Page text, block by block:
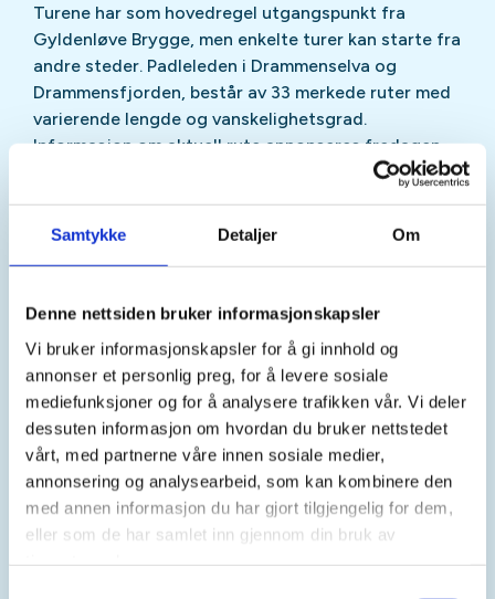
Samtykke Detaljer Om
Denne nettsiden bruker informasjonskapsler
Vi bruker informasjonskapsler for å gi innhold og
annonser et personlig preg, for å levere sosiale
mediefunksjoner og for å analysere trafikken vår. Vi deler
dessuten informasjon om hvordan du bruker nettstedet
vårt, med partnerne våre innen sosiale medier,
annonsering og analysearbeid, som kan kombinere den
med annen informasjon du har gjort tilgjengelig for dem,
eller som de har samlet inn gjennom din bruk av
Turene har som hovedregel utgangspunkt fra
Gyldenløve Brygge, men enkelte turer kan starte fra
andre steder. Padleleden i Drammenselva og
Drammensfjorden, består av 33 merkede ruter med
varierende lengde og vanskelighetsgrad.
Informasjon om aktuell rute annonseres fredagen
Rutevalg, lengde og varighet tilpasses den enkelte
tur og gjeldende forhold. Det legges inn pauser
Deltakere oppfordres til å ta med enkel mat, drikke
og nødvendig utstyr for en trygg og trivelig
padleopplevelse
Praktisk informasjon
Gyldenløve Kajakklubb er en del av
DNT Drammen og Omegn. Når du er på tur med
Gyldenløve Kajakklubb følger vi DNTs retningslinjer
for sikker og ansvarlig ferdsel på vannet.